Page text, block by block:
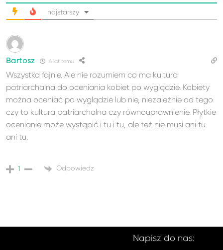
najstarszy
Bartosz 6 lat temu
Wszystko fajnie. Ale nie rozumiem co ma kultura
patriarchalna do oceniania kobiet po wyglądzie. Kobiety
można oceniać po wyglądzie lub nie, niezależnie od tego
czy to kultura patriarchalna czy równouprawnienie. Płytkie
ocenianie może wystąpić i tu i tu, ale też nie musi ani tu
ani tu.
1 Odpowiedz
Napisz do nas: